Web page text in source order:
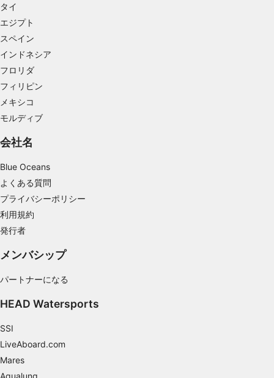
タイ
エジプト
スペイン
インドネシア
フロリダ
フィリピン
メキシコ
モルディブ
会社名
Blue Oceans
よくある質問
プライバシーポリシー
利用規約
発行者
メンバシップ
パートナーになる
HEAD Watersports
SSI
LiveAboard.com
Mares
Aqualung
統計情報または様々な情報源からのデータを組
み合わせてユーザー層を理解する
サービスを開発・改良する
用する
IAB特集：
正確な位置情報データを利用する
能動的に要求して取得した情報に基づくデバイ
スの識別
IAB以外の処理目的：
必要